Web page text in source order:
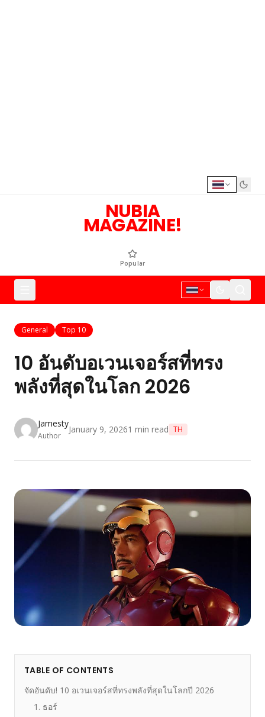
NUBIA
MAGAZINE!
Popular
General Top 10
10 อันดับอเวนเจอร์สที่ทรง
พลังที่สุดในโลก 2026
Jamesty
Author
January 9, 20261 min read TH
TABLE OF CONTENTS
จัดอันดับ! 10 อเวนเจอร์สที่ทรงพลังที่สุดในโลกปี 2026
1. ธอร์